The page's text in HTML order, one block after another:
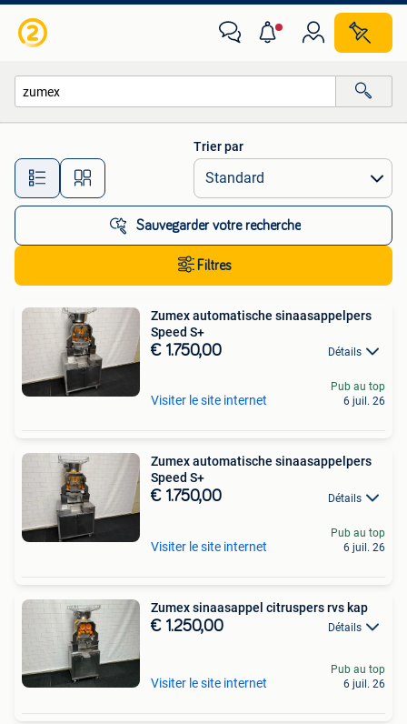
Toutes les distances…
Trier par
Sauvegarder votre recherche
Filtres
Zumex automatische sinaasappelpers
Speed S+
€ 1.750,00 Détails
Visiter le site internet
Pub au top
6 juil. 26
Zumex automatische sinaasappelpers
Speed S+
€ 1.750,00 Détails
Visiter le site internet
Pub au top
6 juil. 26
Zumex sinaasappel citruspers rvs kap
€ 1.250,00 Détails
Visiter le site internet
Pub au top
6 juil. 26